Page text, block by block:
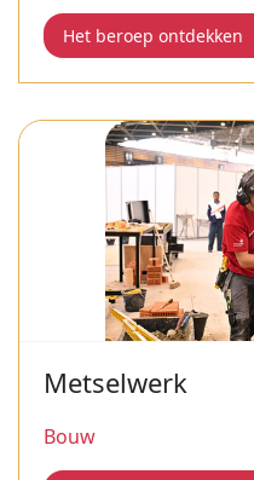
Het beroep ontdekken
Metselwerk
Bouw